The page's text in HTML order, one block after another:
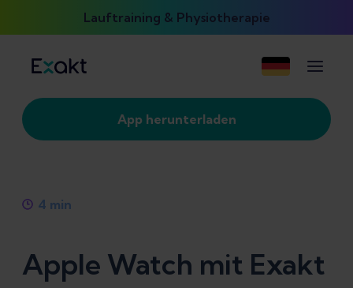
Lauftraining & Physiotherapie
App herunterladen
4 min
Apple Watch mit Exakt